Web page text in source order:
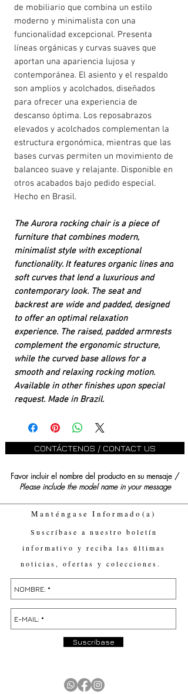
de mobiliario que combina un estilo
moderno y minimalista con una
funcionalidad excepcional. Presenta
líneas orgánicas y curvas suaves que
aportan una apariencia lujosa y
contemporánea. El asiento y el respaldo
son amplios y acolchados, diseñados
para ofrecer una experiencia de
descanso óptima. Los reposabrazos
elevados y acolchados complementan la
estructura ergonómica, mientras que las
bases curvas permiten un movimiento de
balanceo suave y relajante. Disponible en
otros acabados bajo pedido especial.
Hecho en Brasil.
The Aurora rocking chair is a piece of
furniture that combines modern,
minimalist style with exceptional
functionality. It features organic lines and
soft curves that lend a luxurious and
contemporary look. The seat and
backrest are wide and padded, designed
to offer an optimal relaxation
experience. The raised, padded armrests
complement the ergonomic structure,
while the curved base allows for a
smooth and relaxing rocking motion.
Available in other finishes upon special
request. Made in Brazil.
CONTÁCTENOS / CONTACT US
Favor incluir el nombre del producto en su mensaje /
Please include the model name in your message
Manténgase Informado(a)
Suscríbase a nuestro boletín
informativo y reciba las últimas
noticias, ofertas y colecciones.
Suscríbase